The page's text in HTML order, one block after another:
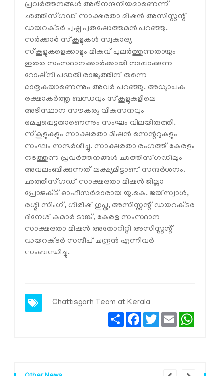
പ്രവര്‍ത്തനങ്ങള്‍ അഭിനന്ദനീയമാണെന്ന്
ഛത്തീസ്ഗഡ് സാക്ഷരതാ മിഷന്‍ അസിസ്റ്റന്റ്
ഡയറക്ടര്‍ പുഷ്പ പുരുഷോത്തമന്‍ പറഞ്ഞു.
സര്‍ക്കാര്‍ സ്‌കൂളുകള്‍ സ്വകാര്യ
സ്‌കൂളുകളെക്കാളും മികവ് പുലര്‍ത്തുന്നതായും
ഇതര സംസ്ഥാനക്കാര്‍ക്കായി നടപ്പാക്കുന്ന
റോഷ്‌നി പദ്ധതി രാജ്യത്തിന് തന്നെ
മാതൃകയാണെന്നും അവര്‍ പറഞ്ഞു. അധ്യാപക
രക്ഷാകര്‍ത്തൃ ബന്ധവും സ്‌കൂളുകളിലെ
അടിസ്ഥാന സൗകര്യ വികസനവും
മെച്ചപ്പെട്ടതാണെന്നും സംഘം വിലയിരുത്തി.
സ്‌കൂളുകളും സാക്ഷരതാ മിഷന്‍ സെന്ററുകളും
സംഘം സന്ദര്‍ശിച്ചു. സാക്ഷരതാ രംഗത്ത് കേരളം
നടത്തുന്ന പ്രവര്‍ത്തനങ്ങള്‍ ഛത്തീസ്ഗഡിലും
അവലംബിക്കുന്നത് ലക്ഷ്യമിട്ടാണ് സന്ദര്‍ശനം.
ഛത്തീസ്ഗഡ് സാക്ഷരതാ മിഷന്‍ ജില്ലാ
പ്രോജക്ട് ഓഫീസര്‍മാരായ യു.കെ. ജയ്‌സ്വാള്‍,
രശ്മി സിംഗ്, ഗിരീഷ് ഗുപ്ത, അസിസ്റ്റന്റ് ഡയറക്ടര്‍
ദിനേശ് കുമാര്‍ ടാങ്ക്, കേരള സംസ്ഥാന
സാക്ഷരതാ മിഷന്‍ അതോറിറ്റി അസിസ്റ്റന്റ്
ഡയറക്ടര്‍ സന്ദീപ് ചന്ദ്രന്‍ എന്നിവര്‍
സംബന്ധിച്ചു.
Chattisgarh Team at Kerala
ShareFacebook
TwitterEmail